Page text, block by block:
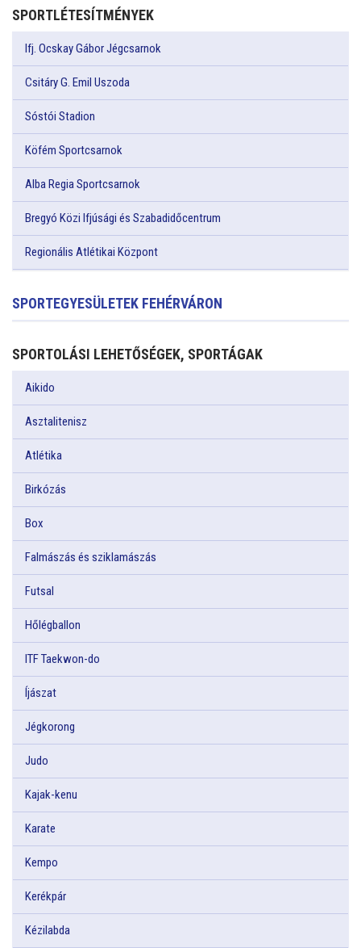
SPORTLÉTESÍTMÉNYEK
Ifj. Ocskay Gábor Jégcsarnok
Csitáry G. Emil Uszoda
Sóstói Stadion
Köfém Sportcsarnok
Alba Regia Sportcsarnok
Bregyó Közi Ifjúsági és Szabadidőcentrum
Regionális Atlétikai Központ
SPORTEGYESÜLETEK FEHÉRVÁRON
SPORTOLÁSI LEHETŐSÉGEK, SPORTÁGAK
Aikido
Asztalitenisz
Atlétika
Birkózás
Box
Falmászás és sziklamászás
Futsal
Hőlégballon
ITF Taekwon-do
Íjászat
Jégkorong
Judo
Kajak-kenu
Karate
Kempo
Kerékpár
Kézilabda